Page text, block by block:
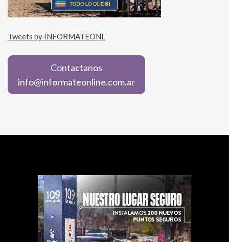
Tweets by INFORMATEONL
Contactanos
info@informateonline.com.ar